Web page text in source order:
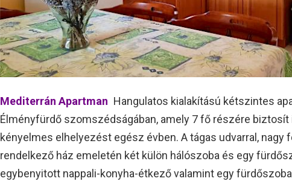
Mediterrán Apartman Hangulatos kialakítású kétszintes
Élményfürdő szomszédságában, amely 7 fő részére biztosít
kényelmes elhelyezést egész évben. A tágas udvarral, nagy
rendelkező ház emeletén két külön hálószoba és egy
egybenyitott nappali-konyha-étkező valamint egy